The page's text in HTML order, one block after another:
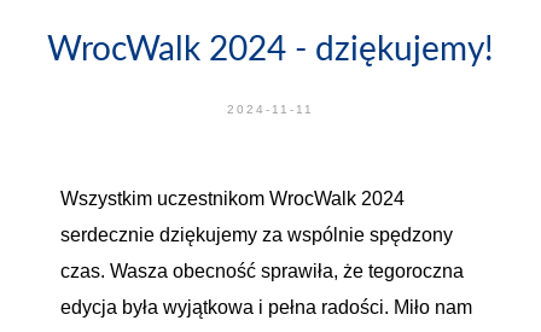
WrocWalk 2024 - dziękujemy!
2024-11-11
Wszystkim uczestnikom WrocWalk 2024
serdecznie dziękujemy za wspólnie spędzony
czas. Wasza obecność sprawiła, że tegoroczna
edycja była wyjątkowa i pełna radości. Miło nam